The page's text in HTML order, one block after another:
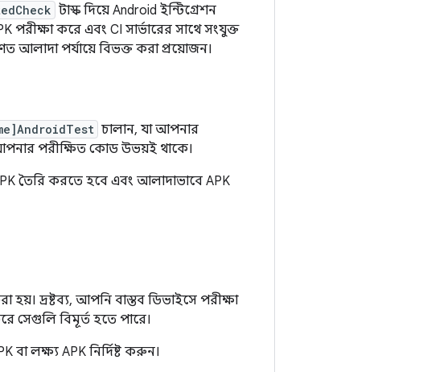
টাস্ক দিয়ে Android ইন্টিগ্রেশন
পরীক্ষা করে এবং CI সার্ভারের সাথে সংযুক্ত
আলাদা পর্যায়ে বিভক্ত করা প্রয়োজন।
চালান, যা আপনার
পরীক্ষিত কোড উভয়ই থাকে।
তৈরি করতে হবে এবং আলাদাভাবে APK
দ্রষ্টব্য, আপনি বাস্তব ডিভাইসে পরীক্ষা
সেগুলি বিমূর্ত হতে পারে।
বা লক্ষ্য APK নির্দিষ্ট করুন।